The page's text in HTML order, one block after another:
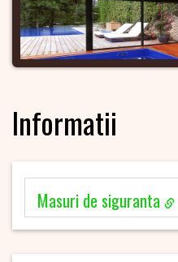
Informatii
Masuri de siguranta